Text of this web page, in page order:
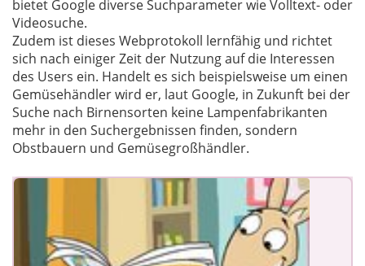
bietet Google diverse Suchparameter wie Volltext- oder
Videosuche.
Zudem ist dieses Webprotokoll lernfähig und richtet
sich nach einiger Zeit der Nutzung auf die Interessen
des Users ein. Handelt es sich beispielsweise um einen
Gemüsehändler wird er, laut Google, in Zukunft bei der
Suche nach Birnensorten keine Lampenfabrikanten
mehr in den Suchergebnissen finden, sondern
Obstbauern und Gemüsegroßhändler.